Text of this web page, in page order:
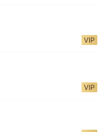
VIP
VIP